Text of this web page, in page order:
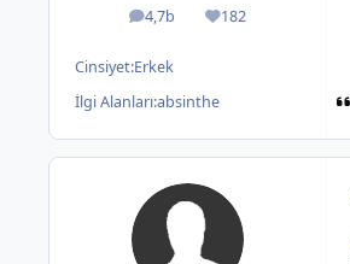
4,7b
ileti 182
İtibar
Cinsiyet:Erkek
İlgi Alanları:absinthe